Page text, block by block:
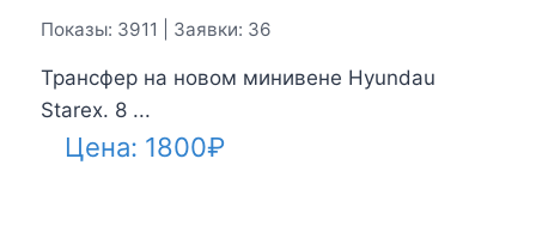
Показы: 3911 | Заявки: 36
Трансфер на новом минивене Hyundau
Starex. 8 ...
Цена: 1800₽